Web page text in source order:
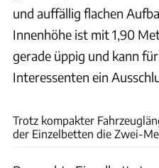
und auffällig flachen
Innenhöhe ist mit 1,90
gerade üppig und kann
Interessenten ein
Trotz kompakter
der Einzelbetten die Zwei-